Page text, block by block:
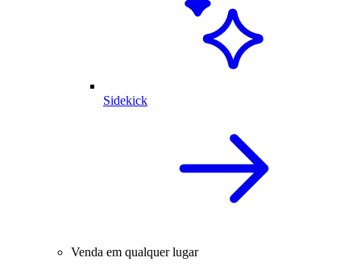
Sidekick
Venda em qualquer lugar